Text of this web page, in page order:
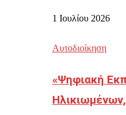
1 Ιουλίου 2026
Αυτοδιοίκηση
«Ψηφιακή